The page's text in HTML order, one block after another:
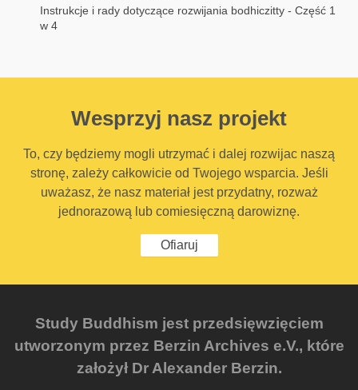
Instrukcje i rady dotyczące rozwijania bodhiczitty - Część 1
w 4
Wesprzyj nasz projekt
To, czy będziemy mogli utrzymać i dalej rozwijac naszą
stronę, zależy całkowicie od Twojego wsparcia. Jeśli
uważasz, że nasz materiał jest przydatny, rozważ
jednorazową lub comiesięczną darowiznę.
Ofiaruj
Study Buddhism jest przedsięwzięciem
utworzonym przez Berzin Archives e.V., które
założył Dr Alexander Berzin.